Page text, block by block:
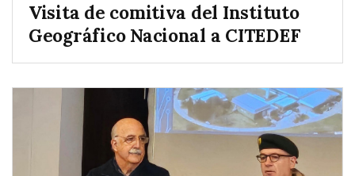
Visita de comitiva del Instituto
Geográfico Nacional a CITEDEF